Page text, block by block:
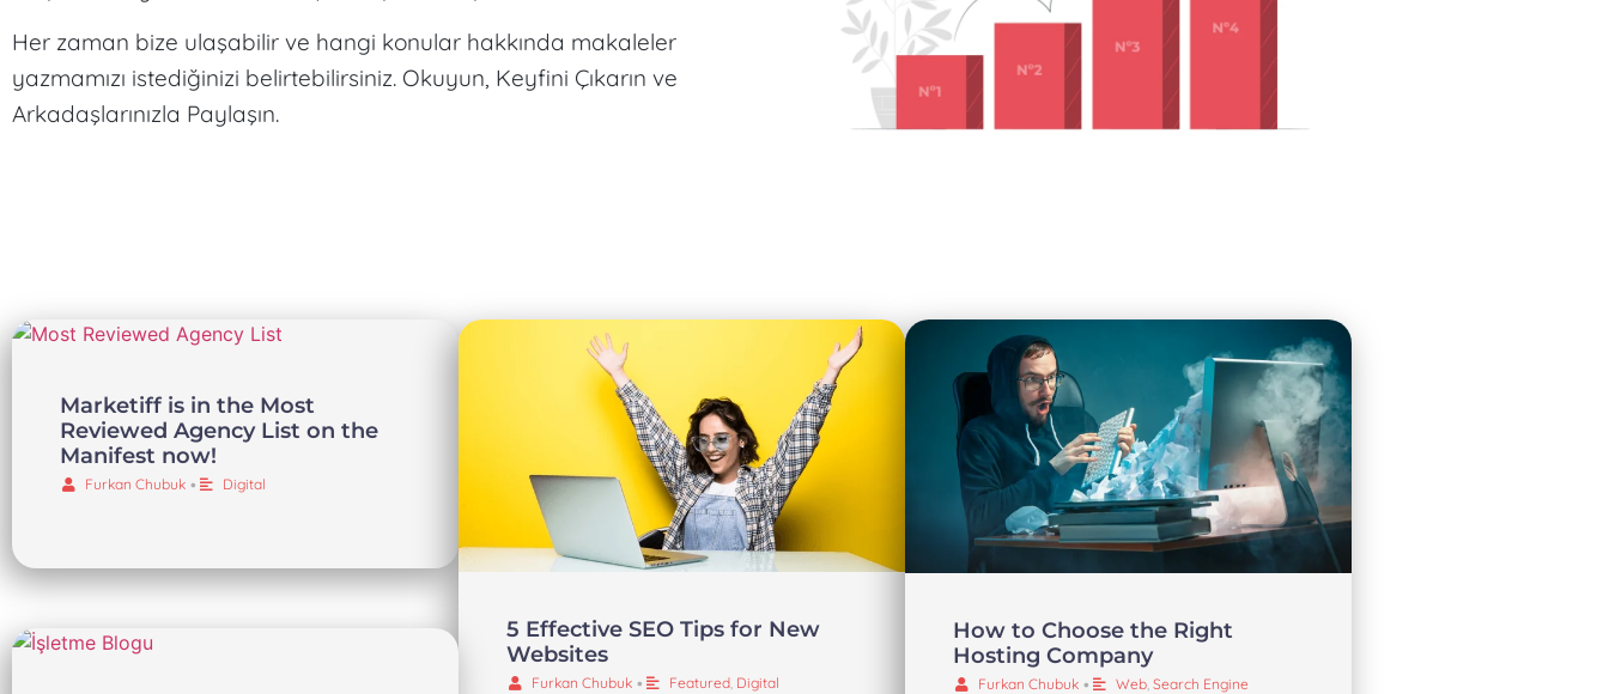
Her zaman bize ulaşabilir ve hangi konular hakkında makaleler
yazmamızı istediğinizi belirtebilirsiniz. Okuyun, Keyfini Çıkarın ve
Arkadaşlarınızla Paylaşın.
Marketiff is in the Most
Reviewed Agency List on the
Manifest now!
Furkan Chubuk • Digital
5 Effective SEO Tips for New
Websites
Furkan Chubuk • Featured Digital
How to Choose the Right
Hosting Company
Furkan Chubuk • Web Search Engine